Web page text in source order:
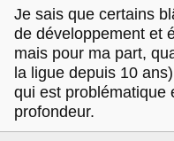
Je sais que certains
de développement et
mais pour ma part,
la ligue depuis 10
qui est problématique
profondeur.